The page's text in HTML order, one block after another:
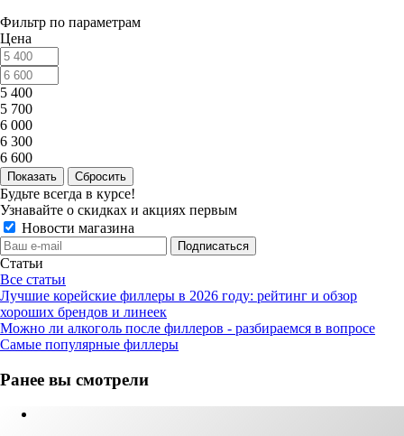
Фильтр по параметрам
Цена
5 400
5 700
6 000
6 300
6 600
Сбросить
Будьте всегда в курсе!
Узнавайте о скидках и акциях первым
Новости магазина
Статьи
Все статьи
Лучшие корейские филлеры в 2026 году: рейтинг и обзор
хороших брендов и линеек
Можно ли алкоголь после филлеров - разбираемся в вопросе
Самые популярные филлеры
Ранее вы смотрели